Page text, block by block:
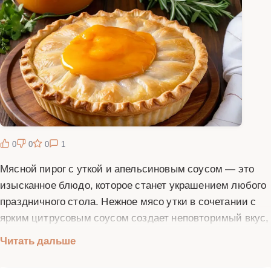
0 0 0 1
Мясной пирог с уткой и апельсиновым соусом — это
изысканное блюдо, которое станет украшением любого
праздничного стола. Нежное мясо утки в сочетании с
ярким цитрусовым соусом создает неповторимый вкус,
гурманам. В этом рецепте мы подробно расскажем, как
Читать дальше